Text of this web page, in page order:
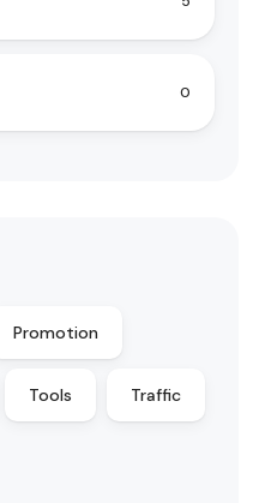
0
Promotion
Tools Traffic